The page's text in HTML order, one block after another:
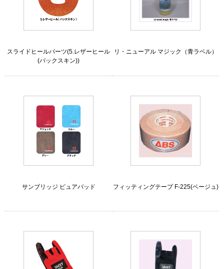
スライドヒールパーツ(5.レザーヒール
(バックスキン))
リ・ニューアル マジック（青ラベル）
サンブリッジ ピュアパッド フィッティングテープ F-225(ベージュ)